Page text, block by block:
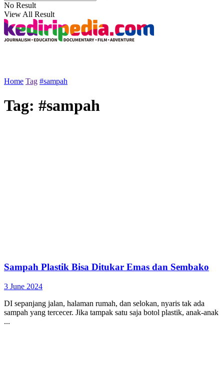
No Result
View All Result
Home Tag #sampah
Tag: #sampah
Sampah Plastik Bisa Ditukar Emas dan Sembako
3 June 2024
DI sepanjang jalan, halaman rumah, dan selokan, nyaris tak ada
sampah yang tercecer. Jika tampak satu saja botol plastik, anak-anak
...